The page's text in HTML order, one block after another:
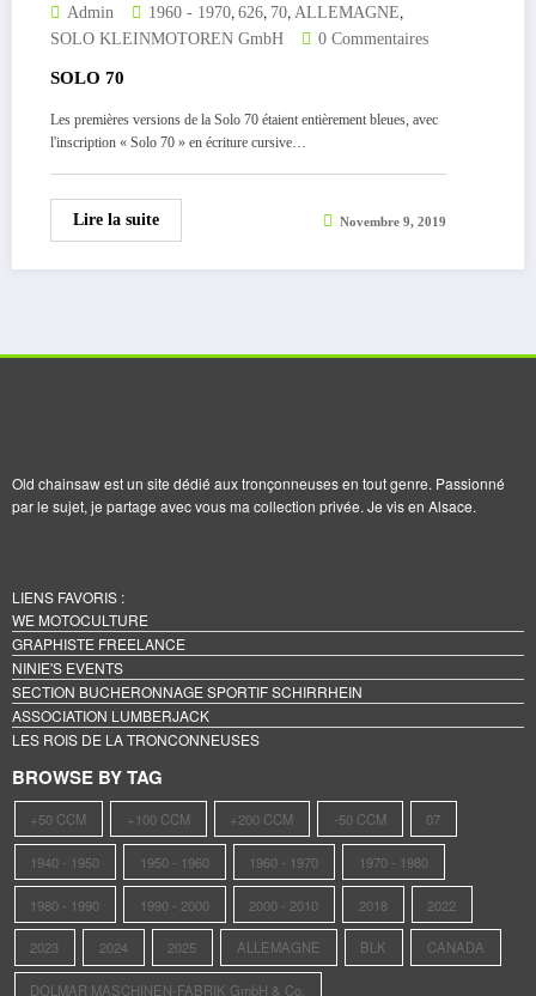
Admin 1960 - 1970, 626, 70, ALLEMAGNE,
SOLO KLEINMOTOREN GmbH 0 Commentaires
SOLO 70
Les premières versions de la Solo 70 étaient entièrement bleues, avec
l'inscription « Solo 70 » en écriture cursive…
Lire la suite Novembre 9, 2019
Old chainsaw est un site dédié aux tronçonneuses en tout genre. Passionné
par le sujet, je partage avec vous ma collection privée. Je vis en Alsace.
LIENS FAVORIS :
WE MOTOCULTURE
GRAPHISTE FREELANCE
NINIE'S EVENTS
SECTION BUCHERONNAGE SPORTIF SCHIRRHEIN
ASSOCIATION LUMBERJACK
LES ROIS DE LA TRONCONNEUSES
BROWSE BY TAG
+50 CCM +100 CCM +200 CCM -50 CCM 07
1940 - 1950 1950 - 1960 1960 - 1970 1970 - 1980
1980 - 1990 1990 - 2000 2000 - 2010 2018 2022
2023 2024 2025 ALLEMAGNE BLK CANADA
DOLMAR MASCHINEN-FABRIK GmbH & Co.